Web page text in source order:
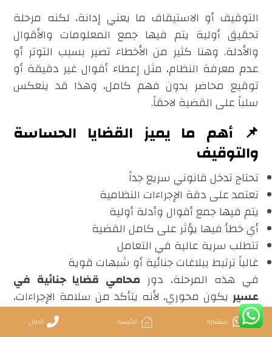
التوقيف أو الاستيقاف ما يعني إدانة، لكنه مرحلة
تحقيق أولية يتم فيها جمع المعلومات والأقوال
والأدلة. وهنا كثير من الأخطاء تصير بسبب التوتر أو
عدم معرفة النظام، مثل إعطاء أقوال غير دقيقة أو
توقيع محاضر بدون فهم كامل، وهذا قد ينعكس
سلباً على القضية لاحقاً.
📌 أهم ما يميز القضايا الحساسة
والتوقيف
تحتاج تدخل قانوني سريع جداً
تعتمد على دقة الإجراءات النظامية
يتم فيها جمع أقوال وأدلة أولية
أي خطأ فيها يؤثر على كامل القضية
تتطلب سرية عالية في التعامل
غالباً ترتبط ببلاغات جنائية أو شبهات قوية
في هذه المرحلة، دور محامي قضايا جنائية في
عسير يكون محوري، لأنه يتأكد من سلامة الإجراءات،
ويتابع وضع الموقوف، ويضمن عدم وجود أي
تجاوزات نظامية أثناء التحقيق أو التوقيف.
استشارة الرئيسية اتصال